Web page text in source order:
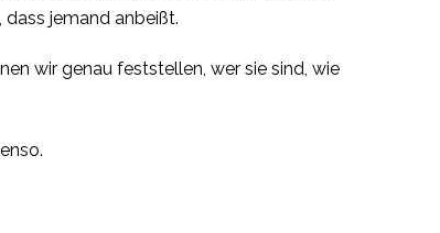
jemand anbeißt.
wir genau feststellen, wer sie sind, wie